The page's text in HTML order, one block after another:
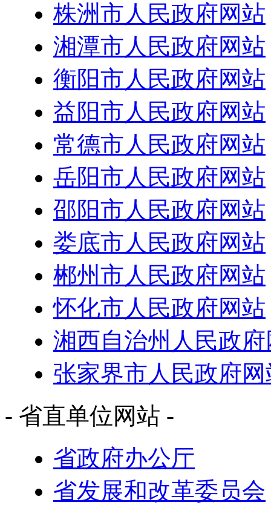
株洲市人民政府网站
湘潭市人民政府网站
衡阳市人民政府网站
益阳市人民政府网站
常德市人民政府网站
岳阳市人民政府网站
邵阳市人民政府网站
娄底市人民政府网站
郴州市人民政府网站
怀化市人民政府网站
湘西自治州人民政
张家界市人民政府网
- 省直单位网站 -
省政府办公厅
省发展和改革委员会